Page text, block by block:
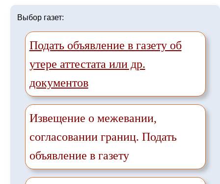
Выбор газет:
Подать объявление в газету об
утере аттестата или др.
документов
Извещение о межевании,
согласовании границ. Подать
объявление в газету